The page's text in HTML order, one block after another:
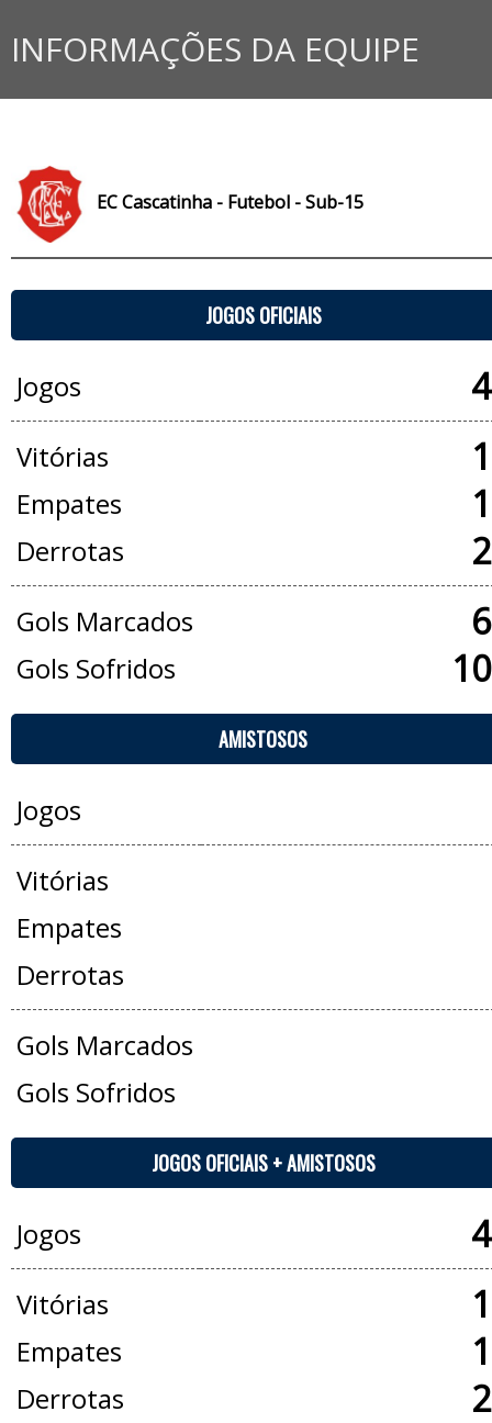
INFORMAÇÕES DA EQUIPE
EC Cascatinha - Futebol - Sub-15
JOGOS OFICIAIS
Jogos
Vitórias
Empates
Derrotas
Gols Marcados
Gols Sofridos
AMISTOSOS
Jogos
Vitórias
Empates
Derrotas
Gols Marcados
Gols Sofridos
JOGOS OFICIAIS + AMISTOSOS
Jogos
Vitórias
Empates
Derrotas